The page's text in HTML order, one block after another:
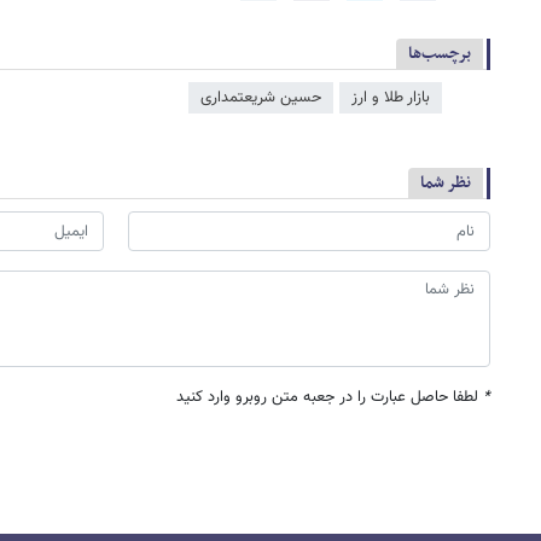
برچسب‌ها
بازار طلا و ارز حسین شریعتمداری
نظر شما
* لطفا حاصل عبارت را در جعبه متن روبرو وارد کنید